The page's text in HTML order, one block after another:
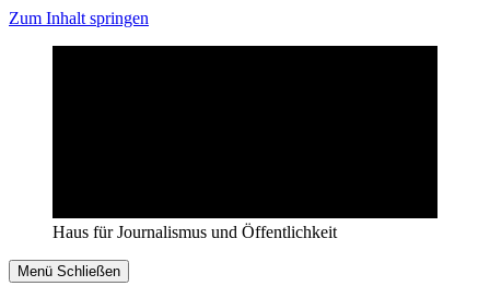
Zum Inhalt springen
Haus für Journalismus und Öffentlichkeit
Menü Schließen